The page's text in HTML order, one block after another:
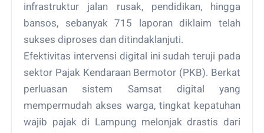
infrastruktur jalan rusak, pendidikan, hingga
bansos, sebanyak 715 laporan diklaim telah
sukses diproses dan ditindaklanjuti.
Efektivitas intervensi digital ini sudah teruji pada
sektor Pajak Kendaraan Bermotor (PKB). Berkat
perluasan sistem Samsat digital yang
mempermudah akses warga, tingkat kepatuhan
wajib pajak di Lampung melonjak drastis dari